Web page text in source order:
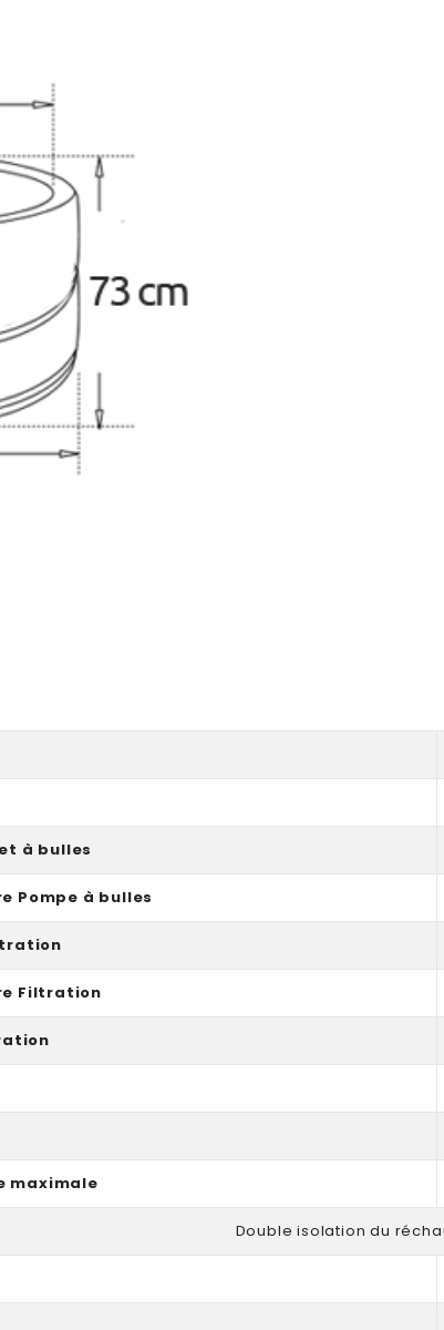
à bulles
Pompe à bulles
Filtration
maximale
Double isolation du